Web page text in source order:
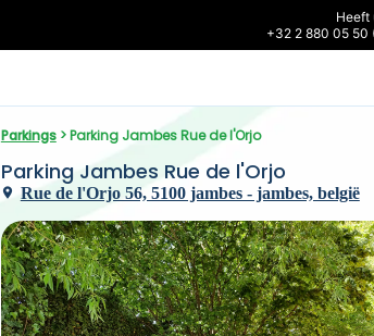
Heeft
+32 2 880 05 50
Parkings > Parking Jambes Rue de l'Orjo
Parking Jambes Rue de l'Orjo
Rue de l'Orjo 56, 5100 jambes - jambes, belgië